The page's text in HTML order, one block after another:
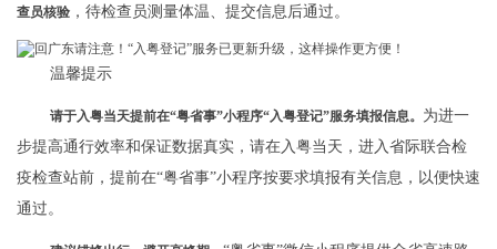
查员核验 ，待检查员测量体温、提交信息后通过。
温馨提示
请于入粤当天提前在“粤省事”小程序“入粤登记”服务填报信息。 为进一
步提高通行效率和保证数据真实，请在入粤当天，进入省际联合检
疫检查站前，提前在“粤省事”小程序按要求填报有关信息，以便快速
通过。